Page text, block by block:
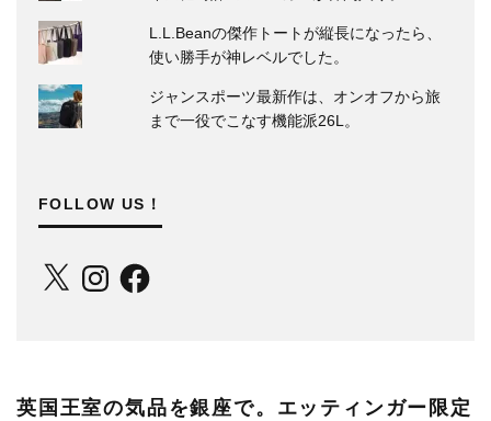
L.L.Beanの傑作トートが縦長になったら、
使い勝手が神レベルでした。
ジャンスポーツ最新作は、オンオフから旅
まで一役でこなす機能派26L。
FOLLOW US！
X InstagramFacebook
英国王室の気品を銀座で。エッティンガー限定